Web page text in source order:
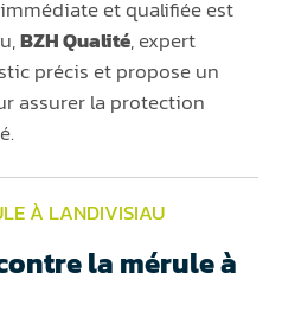
et qualifiée est
BZH Qualité, expert
précis et propose un
assurer la protection
À LANDIVISIAU
la mérule à